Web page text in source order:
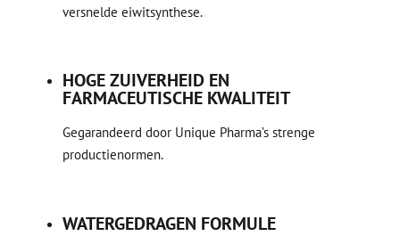
versnelde eiwitsynthese.
HOGE ZUIVERHEID EN
FARMACEUTISCHE KWALITEIT
Gegarandeerd door Unique Pharma’s strenge
productienormen.
WATERGEDRAGEN FORMULE